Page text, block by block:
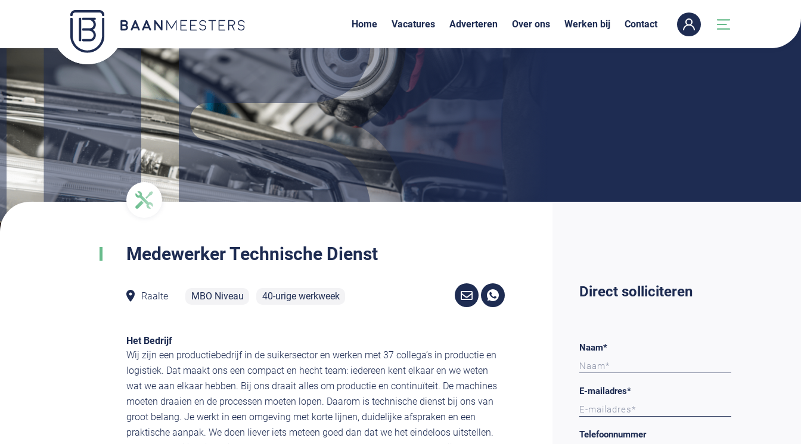
Home Vacatures Adverteren Over ons Werken bij Contact
Medewerker Technische Dienst
Raalte MBO Niveau 40-urige werkweek
Het Bedrijf
Wij zijn een productiebedrijf in de suikersector en werken met 37 collega’s in productie en
logistiek. Dat maakt ons een compact en hecht team: iedereen kent elkaar en we weten
wat we aan elkaar hebben. Bij ons draait alles om productie en continuïteit. De machines
moeten draaien en de processen moeten lopen. Daarom is technische dienst bij ons van
groot belang. Je werkt in een omgeving met korte lijnen, duidelijke afspraken en een
praktische aanpak. We doen liever iets meteen goed dan dat we het eindeloos uitstellen.
Direct solliciteren
Naam*
E-mailadres*
Telefoonnummer